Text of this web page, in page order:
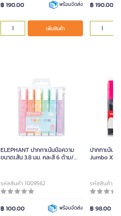
฿ 190.00 พร้อมจัดส่ง
เพิ่มสินค้า
฿ 190.00
ELEPHANT ปากกาเน้นข้อความ
ขนาดเส้น 3.8 มม. คละสี 6 ด้าม/
รหัสสินค้า 1009562
฿ 100.00 พร้อมจัดส่ง
ปากกาเน้นข้
Jumbo
รหัสสินค้า
฿ 98.00